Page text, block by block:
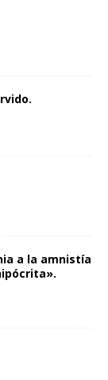
a la amnistía